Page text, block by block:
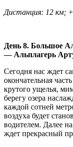
Дистанция: 12 км;
День 8. Большое
— Альплагерь
Сегодня нас ждет
окончательная
крутого ущелья,
берегу озера
каждой сотней
воздуха будет
водителем. Далее
ждет прекрасный